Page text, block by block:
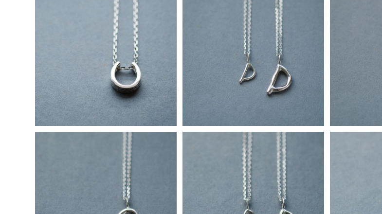
馬蹄 叩き加工 ネックレス シルバー925
メンズ ユニセックス
¥16,800
2コset) D 手書き風 イニシャル アルフ
ァベット ペア ネックレス シルバー925
¥18,900
D) 手書き風
ネックレス
C) 手書き風 イニシャル アルファベット
ネックレス シルバー925 メンズ ユニセ
¥12,800
2コset) B 手書き風 イニシャル アルフ
ァベット ペア ネックレス シルバー925
¥18,900
B) 手書き風
ネックレス